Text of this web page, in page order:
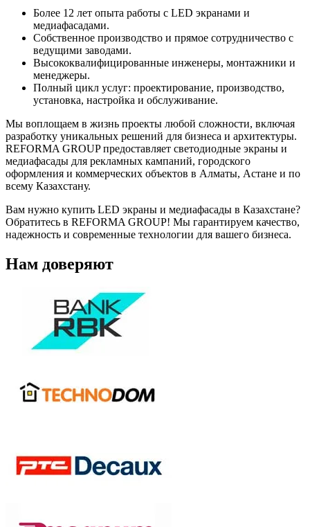
Более 12 лет опыта работы с LED экранами и
медиафасадами.
Собственное производство и прямое сотрудничество с
ведущими заводами.
Высококвалифицированные инженеры, монтажники и
менеджеры.
Полный цикл услуг: проектирование, производство,
установка, настройка и обслуживание.
Мы воплощаем в жизнь проекты любой сложности, включая
разработку уникальных решений для бизнеса и архитектуры.
REFORMA GROUP предоставляет светодиодные экраны и
медиафасады для рекламных кампаний, городского
оформления и коммерческих объектов в Алматы, Астане и по
всему Казахстану.
Вам нужно купить LED экраны и медиафасады в Казахстане?
Обратитесь в REFORMA GROUP! Мы гарантируем качество,
надежность и современные технологии для вашего бизнеса.
Нам доверяют